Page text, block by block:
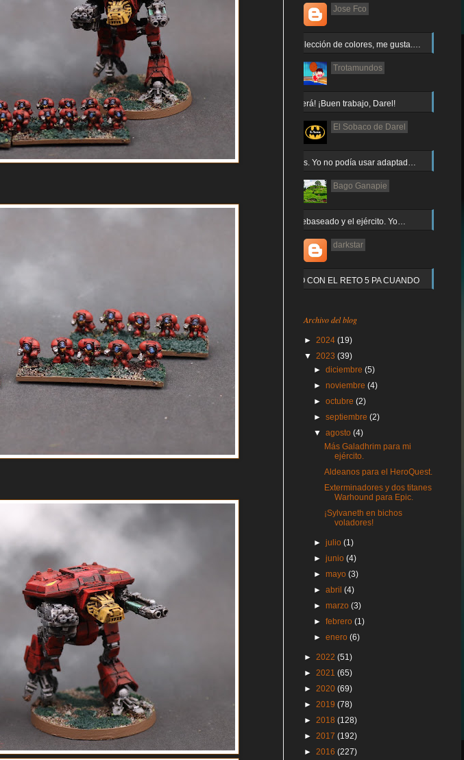
Jose Fco
Muy buena elección de colores, me gusta.…
Trotamundos
¡Arnor no caerá! ¡Buen trabajo, Darel!
El Sobaco de Darel
Jajaja gracias. Yo no podía usar adaptad…
Bago Ganapie
Increíble el rebaseado y el ejército. Yo…
darkstar
Y QUE PASO CON EL RETO 5 PA CUANDO
Archivo del blog
► 2024 (19)
▼ 2023 (39)
►diciembre(5)
►noviembre(4)
►octubre(2)
►septiembre(2)
▼agosto(4)
Más Galadhrim para mi
ejército.
Aldeanos para el HeroQuest.
Exterminadores y dos titanes
Warhound para Epic.
¡Sylvaneth en bichos
voladores!
►julio(1)
►junio(4)
►mayo(3)
►abril(4)
►marzo(3)
►febrero(1)
►enero(6)
► 2022 (51)
► 2021 (65)
► 2020 (69)
► 2019 (78)
► 2018 (128)
► 2017 (192)
► 2016 (227)